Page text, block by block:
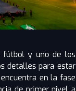
fútbol y uno de los
detalles para estar
en la fase